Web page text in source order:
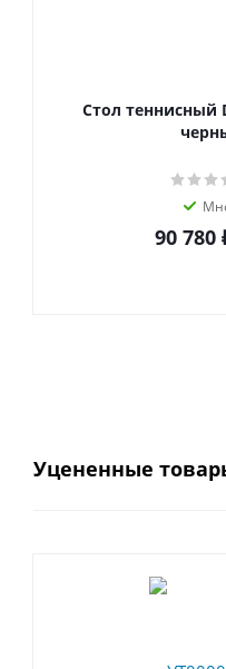
Стол теннисный
90 780
Уцененные